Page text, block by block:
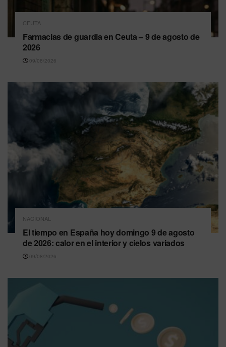
CEUTA
Farmacias de guardia en Ceuta – 9 de agosto de
2026
09/08/2026
NACIONAL
El tiempo en España hoy domingo 9 de agosto
de 2026: calor en el interior y cielos variados
09/08/2026